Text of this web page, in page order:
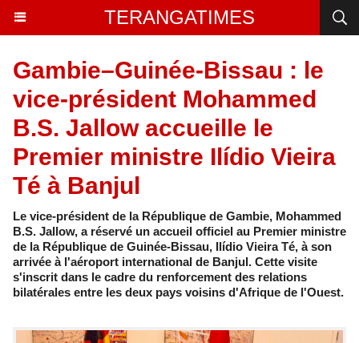
TERANGATIMES
Gambie–Guinée-Bissau : le
vice-président Mohammed
B.S. Jallow accueille le
Premier ministre Ilídio Vieira
Té à Banjul
Le vice-président de la République de Gambie, Mohammed
B.S. Jallow, a réservé un accueil officiel au Premier ministre
de la République de Guinée-Bissau, Ilídio Vieira Té, à son
arrivée à l'aéroport international de Banjul. Cette visite
s'inscrit dans le cadre du renforcement des relations
bilatérales entre les deux pays voisins d'Afrique de l'Ouest.